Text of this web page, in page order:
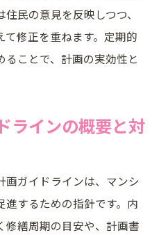
民の意見を反映しつつ、
修正を重ねます。定期的
ことで、計画の実効性と
ラインの概要と対
画ガイドラインは、マンシ
進するための指針です。内
修繕周期の目安や、計画書